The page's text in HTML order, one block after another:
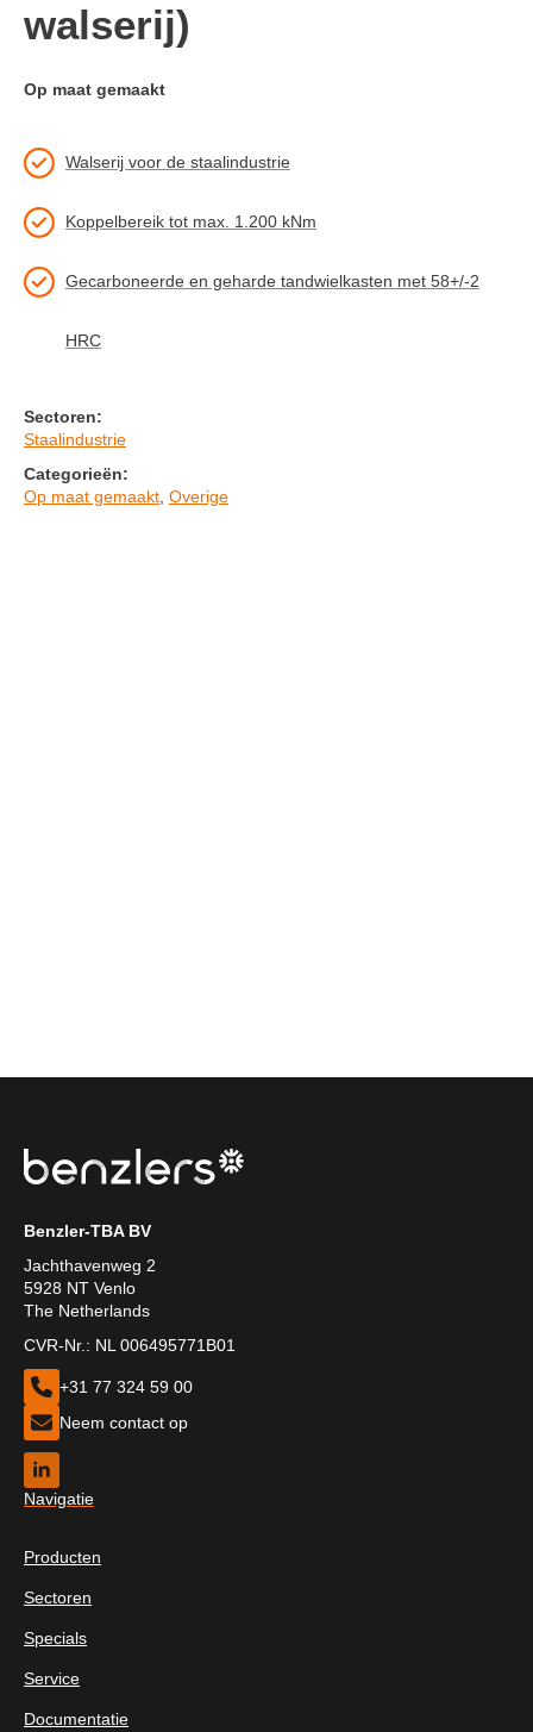
walserij)
Op maat gemaakt
Walserij voor de staalindustrie
Koppelbereik tot max. 1.200 kNm
Gecarboneerde en geharde tandwielkasten met 58+/-2
HRC
Sectoren:
Staalindustrie
Categorieën:
Op maat gemaakt Overige
Benzler-TBA BV
Jachthavenweg 2
5928 NT Venlo
The Netherlands
CVR-Nr.: NL 006495771B01
+31 77 324 59 00
Neem contact op
Navigatie
Producten
Sectoren
Specials
Service
Documentatie